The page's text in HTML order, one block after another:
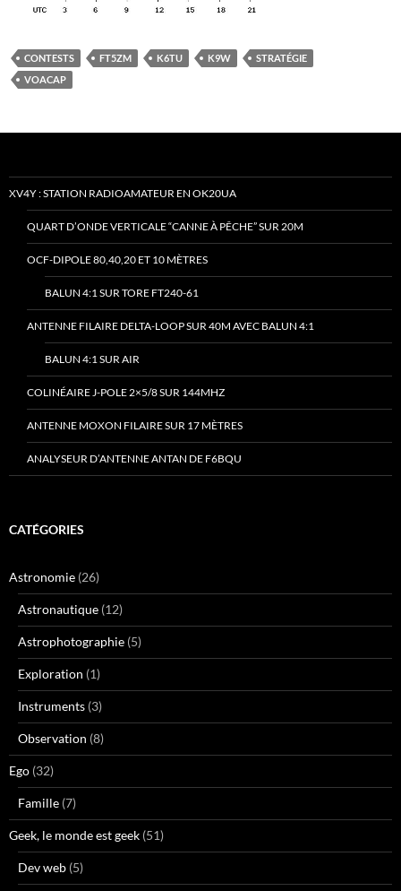
CONTESTS FT5ZM K6TU K9W
STRATÉGIE
VOACAP
XV4Y : STATION RADIOAMATEUR EN OK20UA
QUART D’ONDE VERTICALE “CANNE À PÊCHE” SUR 20M
OCF-DIPOLE 80,40,20 ET 10 MÈTRES
BALUN 4:1 SUR TORE FT240-61
ANTENNE FILAIRE DELTA-LOOP SUR 40M AVEC BALUN 4:1
BALUN 4:1 SUR AIR
COLINÉAIRE J-POLE 2×5/8 SUR 144MHZ
ANTENNE MOXON FILAIRE SUR 17 MÈTRES
ANALYSEUR D’ANTENNE ANTAN DE F6BQU
CATÉGORIES
Astronomie (26)
Astronautique (12)
Astrophotographie (5)
Exploration (1)
Instruments (3)
Observation (8)
Ego (32)
Famille (7)
Geek, le monde est geek (51)
Dev web (5)